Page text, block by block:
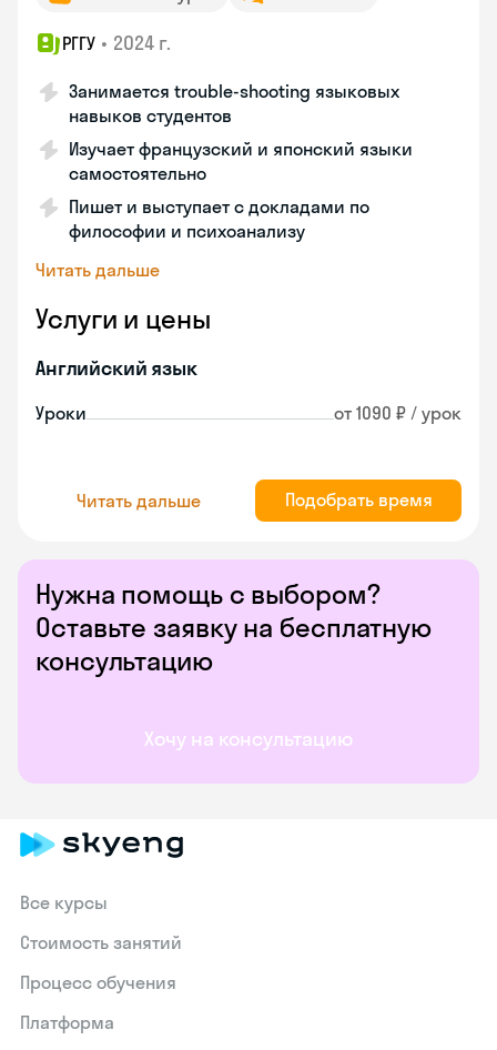
Нужна помощь с выбором?
Оставьте заявку на бесплатную
консультацию
Хочу на консультацию
РГГУ • 2024 г.
Занимается trouble-shooting языковых
навыков студентов
Изучает французский и японский языки
самостоятельно
Пишет и выступает с докладами по
философии и психоанализу
Читать дальше
Услуги и цены
Английский язык
Уроки от 1090 ₽ / урок
Читать дальше Подобрать время
Все курсы
Стоимость занятий
Процесс обучения
Платформа